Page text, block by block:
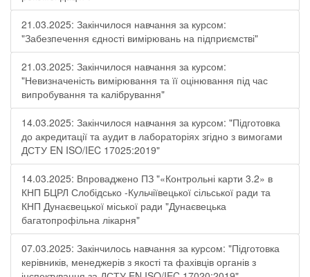
21.03.2025: Закінчилося навчання за курсом:
"Забезпечення єдності вимірювань на підприємстві"
21.03.2025: Закінчилося навчання за курсом:
"Невизначеність вимірювання та її оцінювання під час
випробування та калібрування"
14.03.2025: Закінчилося навчання за курсом: "Підготовка
до акредитації та аудит в лабораторіях згідно з вимогами
ДСТУ EN ISO/IEC 17025:2019"
14.03.2025: Впроваджено ПЗ "«Контрольні карти 3.2» в
КНП БЦРЛ Слобідсько -Кульчіївецької сільської ради та
КНП Дунаєвецької міської ради "Дунаєвецька
багатопрофільна лікарня"
07.03.2025: Закінчилось навчання за курсом: "Підготовка
керівників, менеджерів з якості та фахівців органів з